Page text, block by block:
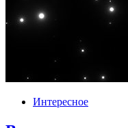
Интересное